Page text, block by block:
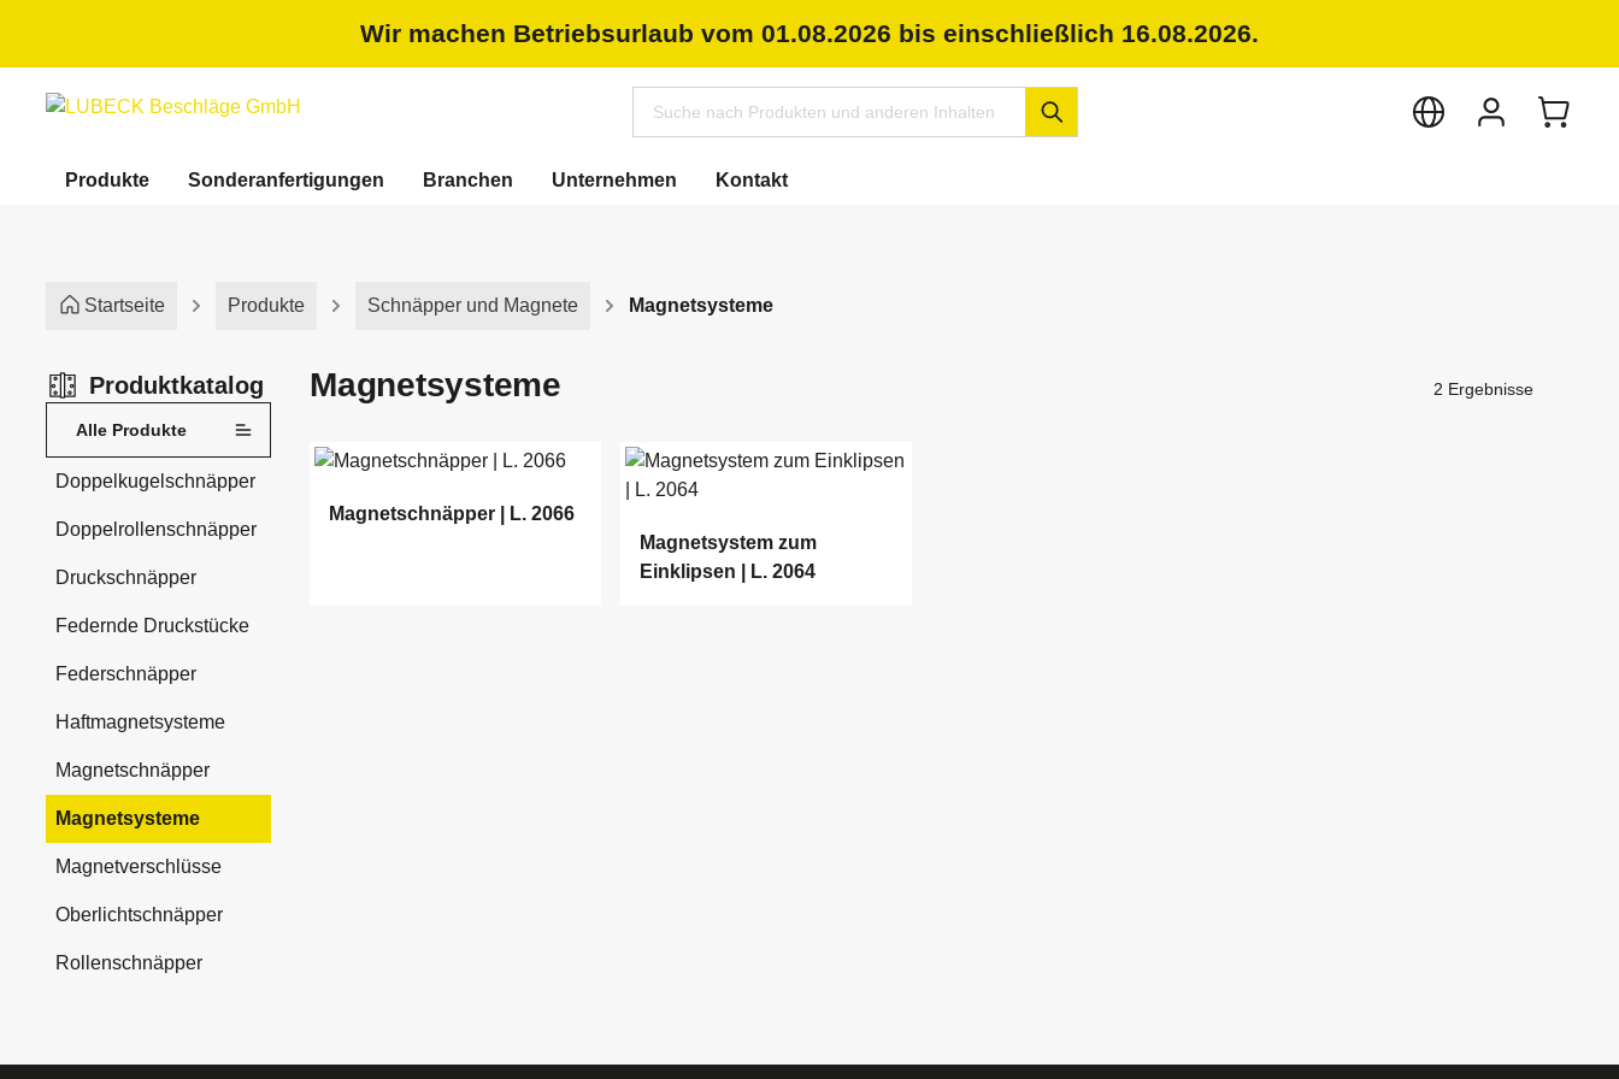
Zur Hauptnavigation springenWir machen Betriebsurlaub vom 01.08.2026 bis einschließlich 16.08.2026.
Produkte Sonderanfertigungen Branchen Unternehmen Kontakt
Startseite Produkte Schnäpper und Magnete Magnetsysteme
Produktkatalog
Alle Produkte
Doppelkugelschnäpper
Doppelrollenschnäpper
Druckschnäpper
Federnde Druckstücke
Federschnäpper
Haftmagnetsysteme
Magnetschnäpper
Magnetsysteme
Magnetverschlüsse
Oberlichtschnäpper
Rollenschnäpper
Magnetsysteme 2 Ergebnisse
Magnetschnäpper | L. 2066
Magnetsystem zum
Einklipsen | L. 2064